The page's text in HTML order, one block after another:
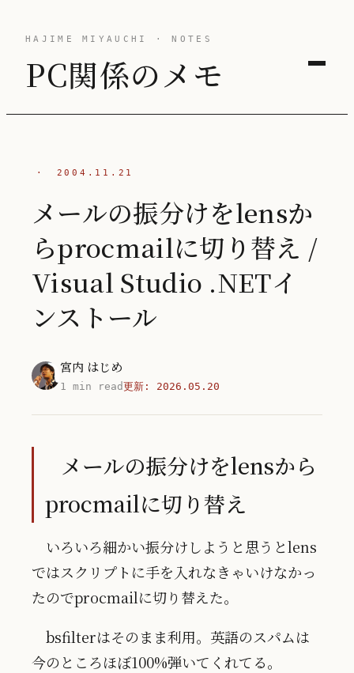
HAJIME MIYAUCHI · NOTES
PC関係のメモ
· 2004.11.21
メールの振分けをlensか
らprocmailに切り替え /
Visual Studio .NETイ
ンストール
宮内 はじめ
1 min read更新: 2026.05.20
メールの振分けをlensから
procmailに切り替え
いろいろ細かい振分けしようと思うとlens
ではスクリプトに手を入れなきゃいけなかっ
たのでprocmailに切り替えた。
bsfilterはそのまま利用。英語のスパムは
今のところほぼ100%弾いてくれてる。